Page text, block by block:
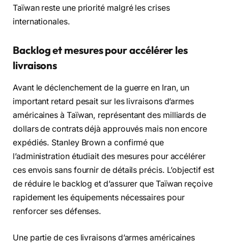
Taïwan reste une priorité malgré les crises
internationales.
Backlog et mesures pour accélérer les
livraisons
Avant le déclenchement de la guerre en Iran, un
important retard pesait sur les livraisons d’armes
américaines à Taïwan, représentant des milliards de
dollars de contrats déjà approuvés mais non encore
expédiés. Stanley Brown a confirmé que
l’administration étudiait des mesures pour accélérer
ces envois sans fournir de détails précis. L’objectif est
de réduire le backlog et d’assurer que Taïwan reçoive
rapidement les équipements nécessaires pour
renforcer ses défenses.
Une partie de ces livraisons d’armes américaines